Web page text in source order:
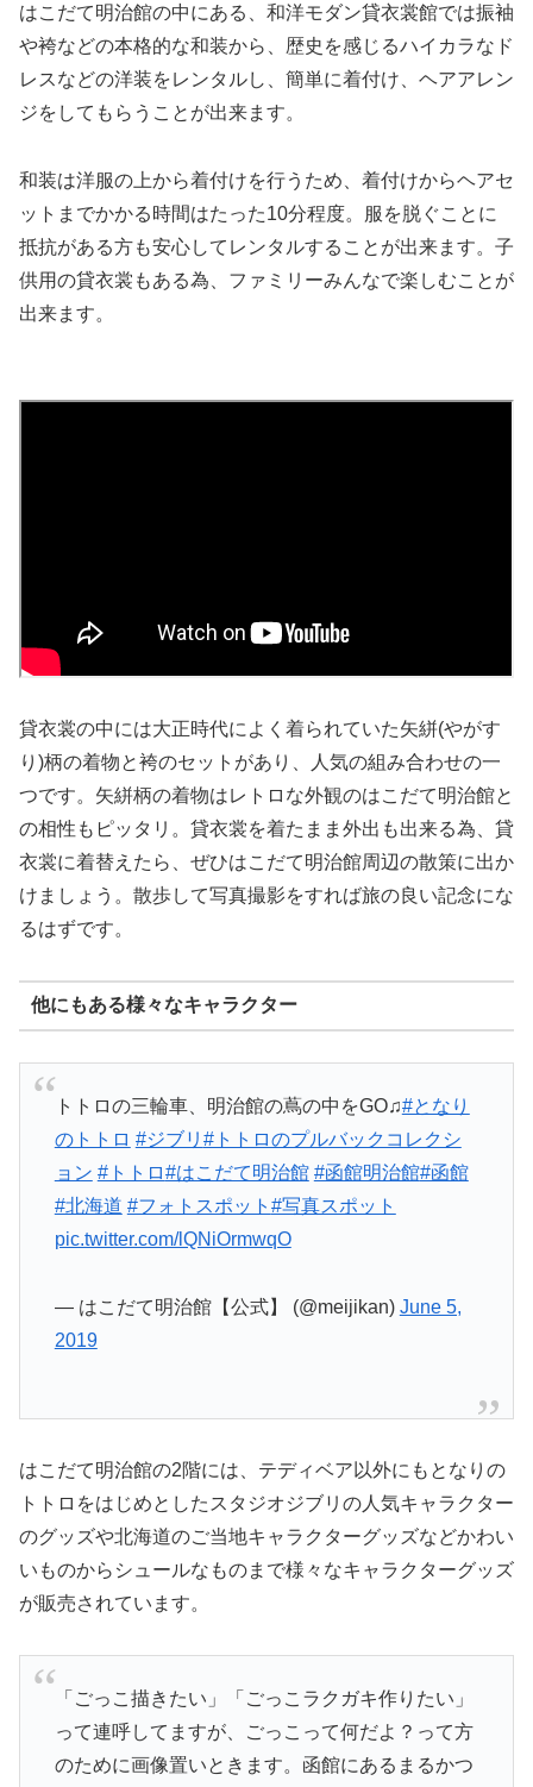
はこだて明治館の中にある、和洋モダン貸衣裳館では振袖
や袴などの本格的な和装から、歴史を感じるハイカラなド
レスなどの洋装をレンタルし、簡単に着付け、ヘアアレン
ジをしてもらうことが出来ます。
和装は洋服の上から着付けを行うため、着付けからヘアセ
ットまでかかる時間はたった10分程度。服を脱ぐことに
抵抗がある方も安心してレンタルすることが出来ます。子
供用の貸衣裳もある為、ファミリーみんなで楽しむことが
出来ます。
貸衣裳の中には大正時代によく着られていた矢絣(やがす
り)柄の着物と袴のセットがあり、人気の組み合わせの一
つです。矢絣柄の着物はレトロな外観のはこだて明治館と
の相性もピッタリ。貸衣裳を着たまま外出も出来る為、貸
衣裳に着替えたら、ぜひはこだて明治館周辺の散策に出か
けましょう。散歩して写真撮影をすれば旅の良い記念にな
るはずです。
他にもある様々なキャラクター
トトロの三輪車、明治館の蔦の中をGO♫#となり
のトトロ #ジブリ #トトロのプルバックコレクシ
ョン #トトロ#はこだて明治館 #函館明治館#函館
#北海道 #フォトスポット #写真スポット
pic.twitter.com/lQNiOrmwqO
— はこだて明治館【公式】 (@meijikan) June 5,
2019
はこだて明治館の2階には、テディベア以外にもとなりの
トトロをはじめとしたスタジオジブリの人気キャラクター
のグッズや北海道のご当地キャラクターグッズなどかわい
いものからシュールなものまで様々なキャラクターグッズ
が販売されています。
「ごっこ描きたい」「ごっこラクガキ作りたい」
って連呼してますが、ごっこって何だよ？って方
のために画像置いときます。函館にあるまるかつ